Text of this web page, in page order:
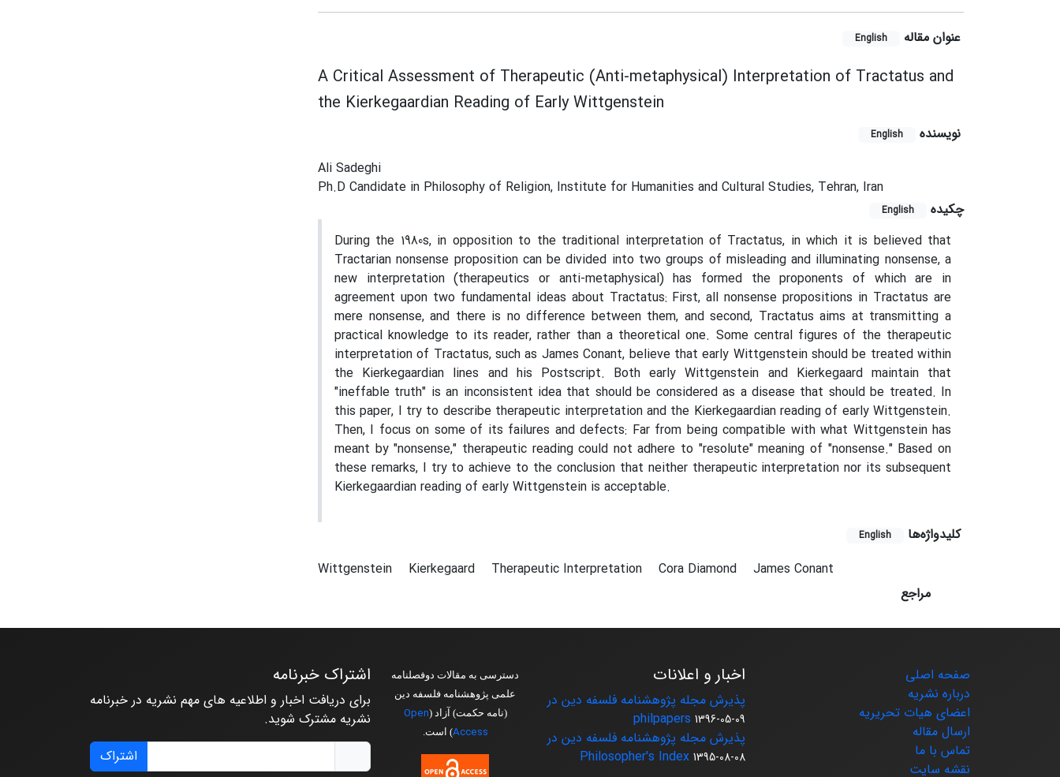
عنوان مقاله English
A Critical Assessment of Therapeutic (Anti-metaphysical) Interpretation of Tractatus and
the Kierkegaardian Reading of Early Wittgenstein
نویسنده English
Ali Sadeghi
Ph.D Candidate in Philosophy of Religion, Institute for Humanities and Cultural Studies, Tehran, Iran
چکیده
English
During the 1980s, in opposition to the traditional interpretation of Tractatus, in which it is believed that
Tractarian nonsense proposition can be divided into two groups of misleading and illuminating nonsense, a
new interpretation (therapeutics or anti-metaphysical) has formed the proponents of which are in
agreement upon two fundamental ideas about Tractatus: First, all nonsense propositions in Tractatus are
mere nonsense, and there is no difference between them, and second, Tractatus aims at transmitting a
practical knowledge to its reader, rather than a theoretical one. Some central figures of the therapeutic
interpretation of Tractatus, such as James Conant, believe that early Wittgenstein should be treated within
the Kierkegaardian lines and his Postscript. Both early Wittgenstein and Kierkegaard maintain that
"ineffable truth" is an inconsistent idea that should be considered as a disease that should be treated. In
this paper, I try to describe therapeutic interpretation and the Kierkegaardian reading of early Wittgenstein.
Then, I focus on some of its failures and defects: Far from being compatible with what Wittgenstein has
meant by "nonsense," therapeutic reading could not adhere to "resolute" meaning of "nonsense." Based on
these remarks, I try to achieve to the conclusion that neither therapeutic interpretation nor its subsequent
Kierkegaardian reading of early Wittgenstein is acceptable.
کلیدواژه‌ها English
Wittgenstein Kierkegaard Therapeutic Interpretation Cora Diamond
James Conant
مراجع
صفحه اصلی
درباره نشریه
اعضای هیات تحریریه
ارسال مقاله
تماس با ما
نقشه سایت
اخبار و اعلانات
پذیرش مجله پژوهشنامه فلسفه دین در
philpapers 1396-05-09
پذیرش مجله پژوهشنامه فلسفه دین در
Philosopher's Index 1395-08-08
دسترسی به مقالات دوفصلنامه
علمی پژوهشنامه فلسفه دین
(نامه حکمت) آزاد (Open
Access) است.
اشتراک خبرنامه
برای دریافت اخبار و اطلاعیه های مهم نشریه در خبرنامه
نشریه مشترک شوید.
اشتراک